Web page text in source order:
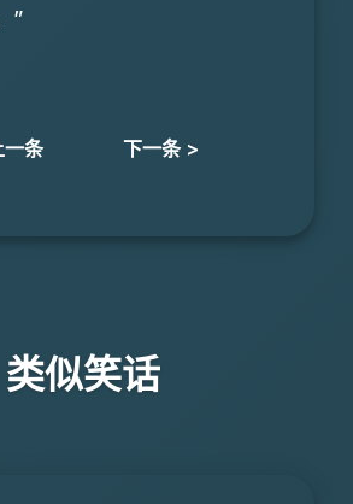
”
一条 下一条 >
类似笑话